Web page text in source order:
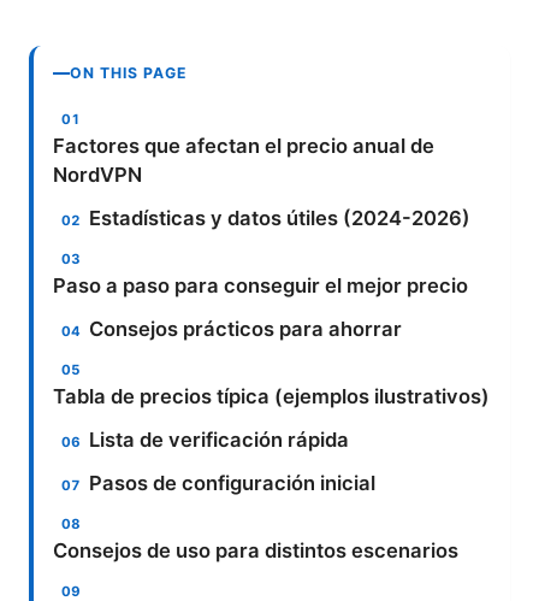
ON THIS PAGE
Factores que afectan el precio anual de
NordVPN
Estadísticas y datos útiles (2024-2026)
Paso a paso para conseguir el mejor precio
Consejos prácticos para ahorrar
Tabla de precios típica (ejemplos ilustrativos)
Lista de verificación rápida
Pasos de configuración inicial
Consejos de uso para distintos escenarios